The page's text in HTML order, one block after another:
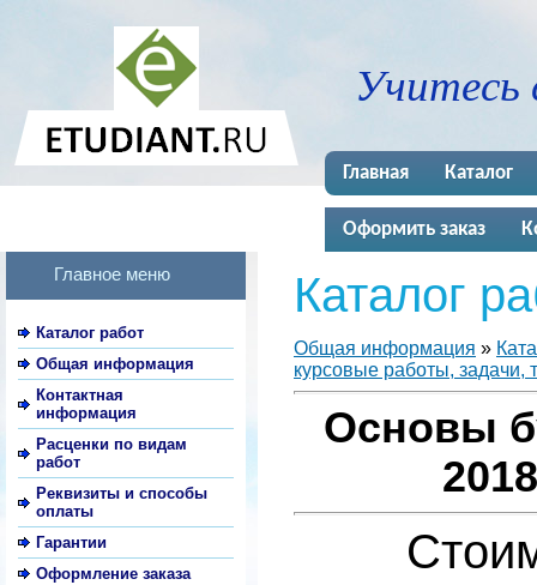
Учитесь
Главная Каталог
Оформить заказ
Главное меню
Каталог работ
Общая информация
Контактная
информация
Расценки по видам
работ
Реквизиты и способы
оплаты
Гарантии
Оформление заказа
Каталог
Общая информация »
курсовые работы, задачи,
Основы